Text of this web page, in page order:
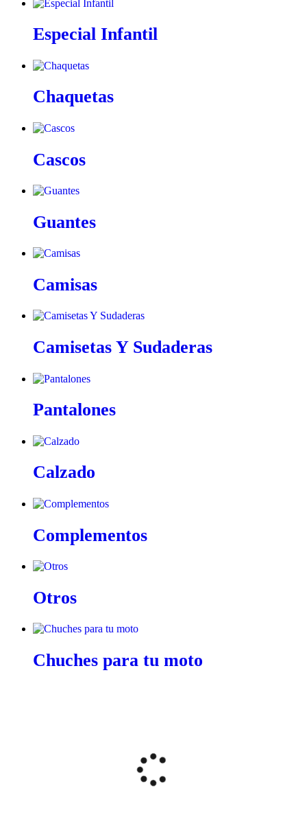
Especial Infantil
Chaquetas
Cascos
Guantes
Camisas
Camisetas Y Sudaderas
Pantalones
Calzado
Complementos
Otros
Chuches para tu moto